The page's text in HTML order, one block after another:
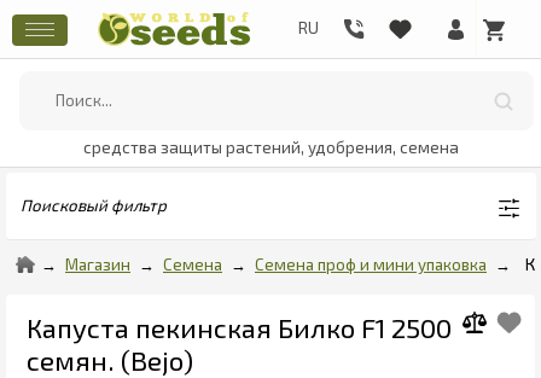
средства защиты растений, удобрения, семена
Поисковый фильтр
Магазин Семена Семена проф и мини упаковка
Капуста пекинская Билко F1 2500
семян. (Bejo)